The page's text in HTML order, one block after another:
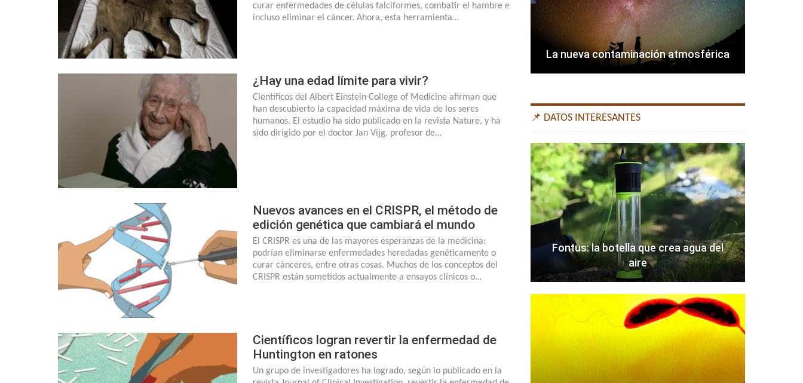
curar enfermedades de células falciformes, combatir el hambre e
incluso eliminar el cáncer. Ahora, esta herramienta…
¿Hay una edad límite para vivir?
Científicos del Albert Einstein College of Medicine afirman que
han descubierto la capacidad máxima de vida de los seres
humanos. El estudio ha sido publicado en la revista Nature, y ha
sido dirigido por el doctor Jan Vijg, profesor de…
Nuevos avances en el CRISPR, el método de
edición genética que cambiará el mundo
El CRISPR es una de las mayores esperanzas de la medicina:
podrían eliminarse enfermedades heredadas genéticamente o
curar cánceres, entre otras cosas. Muchos de los conceptos del
CRISPR están sometidos actualmente a ensayos clínicos o…
Científicos logran revertir la enfermedad de
Huntington en ratones
Un grupo de investigadores ha logrado, según lo publicado en la
La nueva contaminación atmosférica
📌 DATOS INTERESANTES
Fontus: la botella que crea agua del
aire